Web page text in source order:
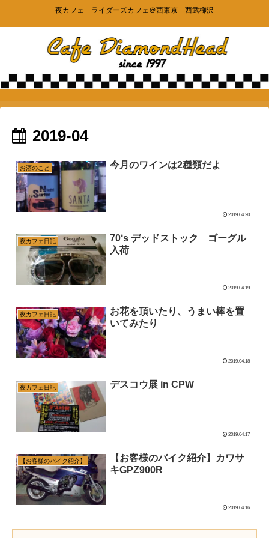
夜カフェ ライダーズカフェ＠西東京 西武柳沢
2019-04
お酒のこと 今月のワインは2種類だよ
2019.04.20
夜カフェ日記
70‘s デッドストック ゴーグル
入荷
2019.04.19
夜カフェ日記
お花を頂いたり、うまい棒を置
いてみたり
2019.04.18
夜カフェ日記 デスコウ展 in CPW
2019.04.17
【お客様のバイク紹介】
【お客様のバイク紹介】カワサ
キGPZ900R
2019.04.16